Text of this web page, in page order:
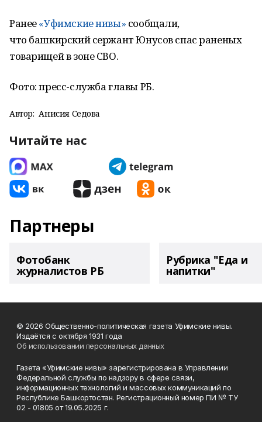
Ранее«Уфимские нивы» сообщали,
что башкирский сержант Юнусов спас раненых
товарищей в зоне СВО.
Фото: пресс-служба главы РБ.
Автор: Анисия Седова
Читайте нас
Партнеры
Фотобанк
журналистов РБ
Рубрика "Еда и
напитки"
© 2026 Общественно-политическая газета Уфимские нивы.
Издаётся с октября 1931 года
Об использовании персональных данных
Газета «Уфимские нивы» зарегистрирована в Управлении
Федеральной службы по надзору в сфере связи,
информационных технологий и массовых коммуникаций по
Республике Башкортостан. Регистрационный номер ПИ № ТУ
02 - 01805 от 19.05.2025 г.